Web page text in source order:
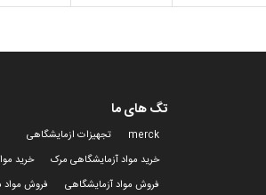
تگ های ما
merck
تجهیزات ازمایشگاهی
خرید مواد آزمایشگاهی مرک
خرید
فروش مواد آزمایشگاهی
فروش مواد